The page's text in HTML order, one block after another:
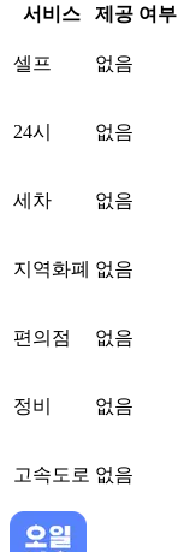
서비스 제공 여부
셀프 없음
24시 없음
세차 없음
지역화폐 없음
편의점 없음
정비 없음
고속도로 없음